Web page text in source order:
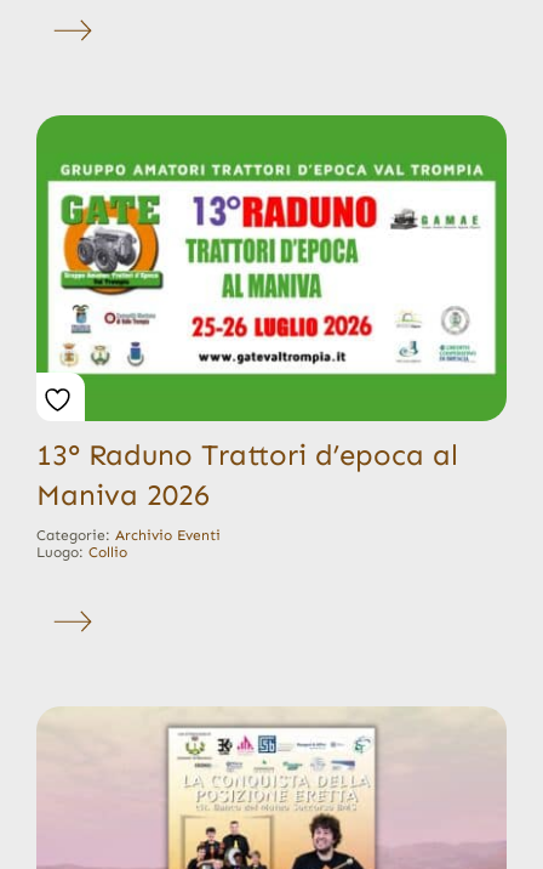
13° Raduno Trattori d’epoca al
Maniva 2026
Categorie: Archivio Eventi
Luogo: Collio